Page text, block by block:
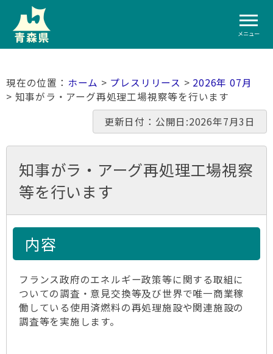
メニュー
ホーム > プレスリリース > 2026年 07月
> 知事がラ・アーグ再処理工場視察等を行います
更新日付：公開日:2026年7月3日
知事がラ・アーグ再処理工場視察
等を行います
内容
フランス政府のエネルギー政策等に関する取組に
ついての調査・意見交換等及び世界で唯一商業稼
働している使用済燃料の再処理施設や関連施設の
調査等を実施します。